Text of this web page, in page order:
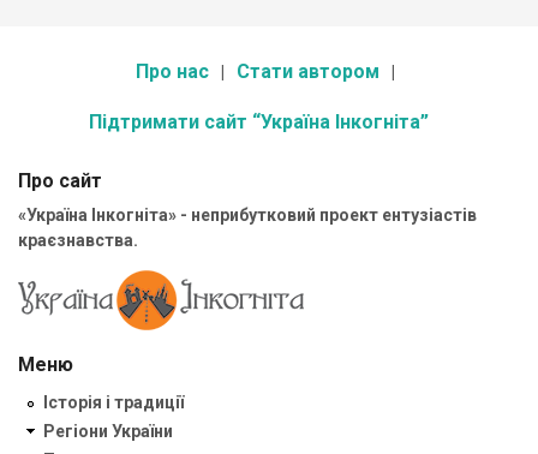
Про нас Стати автором
Підтримати сайт “Україна Інкогніта”
Про сайт
«Україна Інкогніта» - неприбутковий проект ентузіастів
краєзнавства.
Меню
Історія і традиції
Регіони України